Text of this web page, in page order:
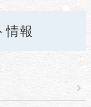
情報